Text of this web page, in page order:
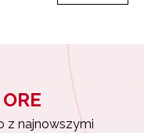
z najnowszymi